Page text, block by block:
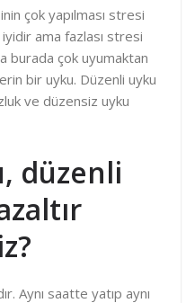
çok yapılması stresi
ama fazlası stresi
burada çok uyumaktan
bir uyku. Düzenli uyku
ve düzensiz uyku
düzenli
Aynı saatte yatıp aynı